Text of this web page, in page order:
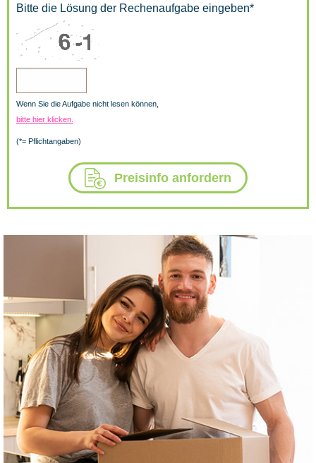
Bitte die Lösung der Rechenaufgabe eingeben*
Wenn Sie die Aufgabe nicht lesen können,
bitte hier klicken.
(*= Pflichtangaben)
Preisinfo anfordern